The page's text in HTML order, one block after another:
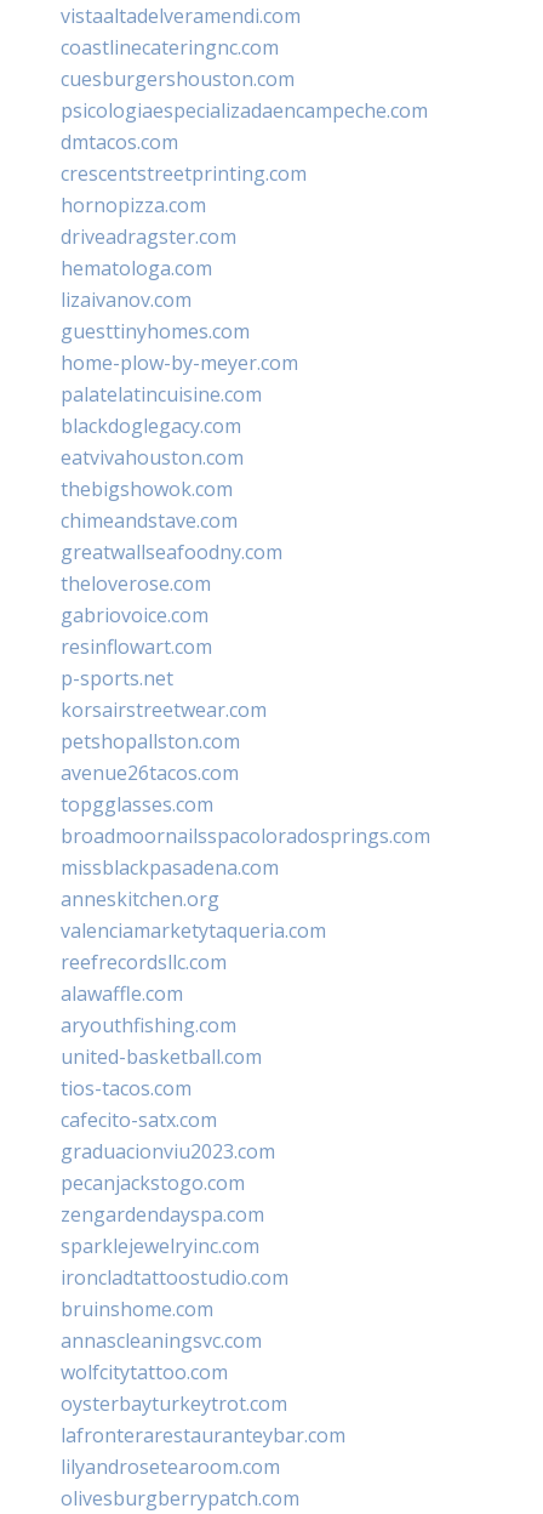
vistaaltadelveramendi.com
coastlinecateringnc.com
cuesburgershouston.com
psicologiaespecializadaencampeche.com
dmtacos.com
crescentstreetprinting.com
hornopizza.com
driveadragster.com
hematologa.com
lizaivanov.com
guesttinyhomes.com
home-plow-by-meyer.com
palatelatincuisine.com
blackdoglegacy.com
eatvivahouston.com
thebigshowok.com
chimeandstave.com
greatwallseafoodny.com
theloverose.com
gabriovoice.com
resinflowart.com
p-sports.net
korsairstreetwear.com
petshopallston.com
avenue26tacos.com
topgglasses.com
broadmoornailsspacoloradosprings.com
missblackpasadena.com
anneskitchen.org
valenciamarketytaqueria.com
reefrecordsllc.com
alawaffle.com
aryouthfishing.com
united-basketball.com
tios-tacos.com
cafecito-satx.com
graduacionviu2023.com
pecanjackstogo.com
zengardendayspa.com
sparklejewelryinc.com
ironcladtattoostudio.com
bruinshome.com
annascleaningsvc.com
wolfcitytattoo.com
oysterbayturkeytrot.com
lafronterarestauranteybar.com
lilyandrosetearoom.com
olivesburgberrypatch.com